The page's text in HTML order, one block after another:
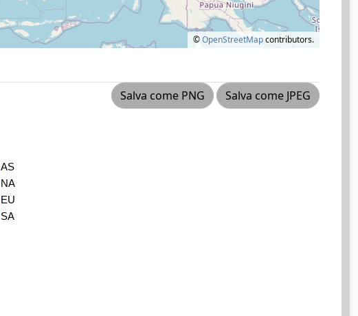
©OpenStreetMapcontributors.
Salva come PNG
Salva come JPEG
AS
NA
EU
SA